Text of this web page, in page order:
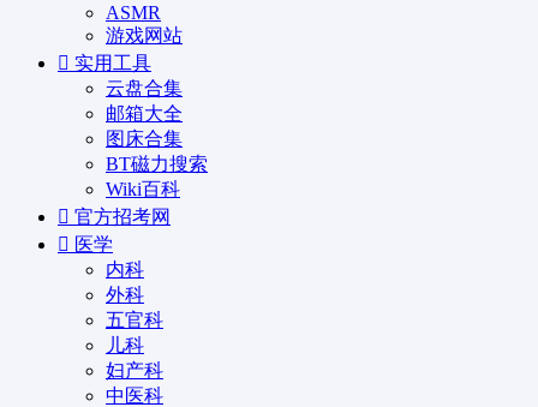
ASMR
游戏网站
实用工具
云盘合集
邮箱大全
图床合集
BT磁力搜索
Wiki百科
官方招考网
医学
内科
外科
五官科
儿科
妇产科
中医科